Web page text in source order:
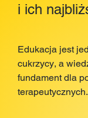
i ich
Edukacja jest
cukrzycy, a
fundament dla
terapeutycznych.